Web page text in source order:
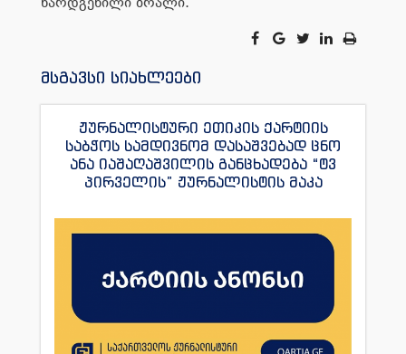
მსგავსი სიახლეები
ჟურნალისტური ეთიკის ქარტიის
საბჭოს სამდივნომ დასაშვებად ცნო
ანა იაშაღაშვილის განცხადება “ტვ
პირველის” ჟურნალისტის მაკა